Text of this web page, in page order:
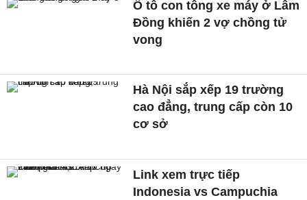
Ô tô con tông xe máy ở Lâm
Đồng khiến 2 vợ chồng tử
vong
Hà Nội sắp xếp 19 trường
cao đẳng, trung cấp còn 10
cơ sở
Link xem trực tiếp
Indonesia vs Campuchia